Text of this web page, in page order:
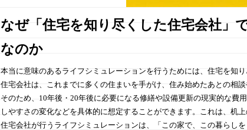
なぜ「住宅を知り尽くした住宅会社」
なのか
本当に意味のあるライフシミュレーションを行うためには、住宅を知
住宅会社は、これまでに多くの住まいを手がけ、住み始めたあとの相
そのため、10年後・20年後に必要になる修繕や設備更新の現実的な費
しやすさの変化などを具体的に想定することができます。これは、机
住宅会社が行うライフシミュレーションは、「この家で、この暮らし